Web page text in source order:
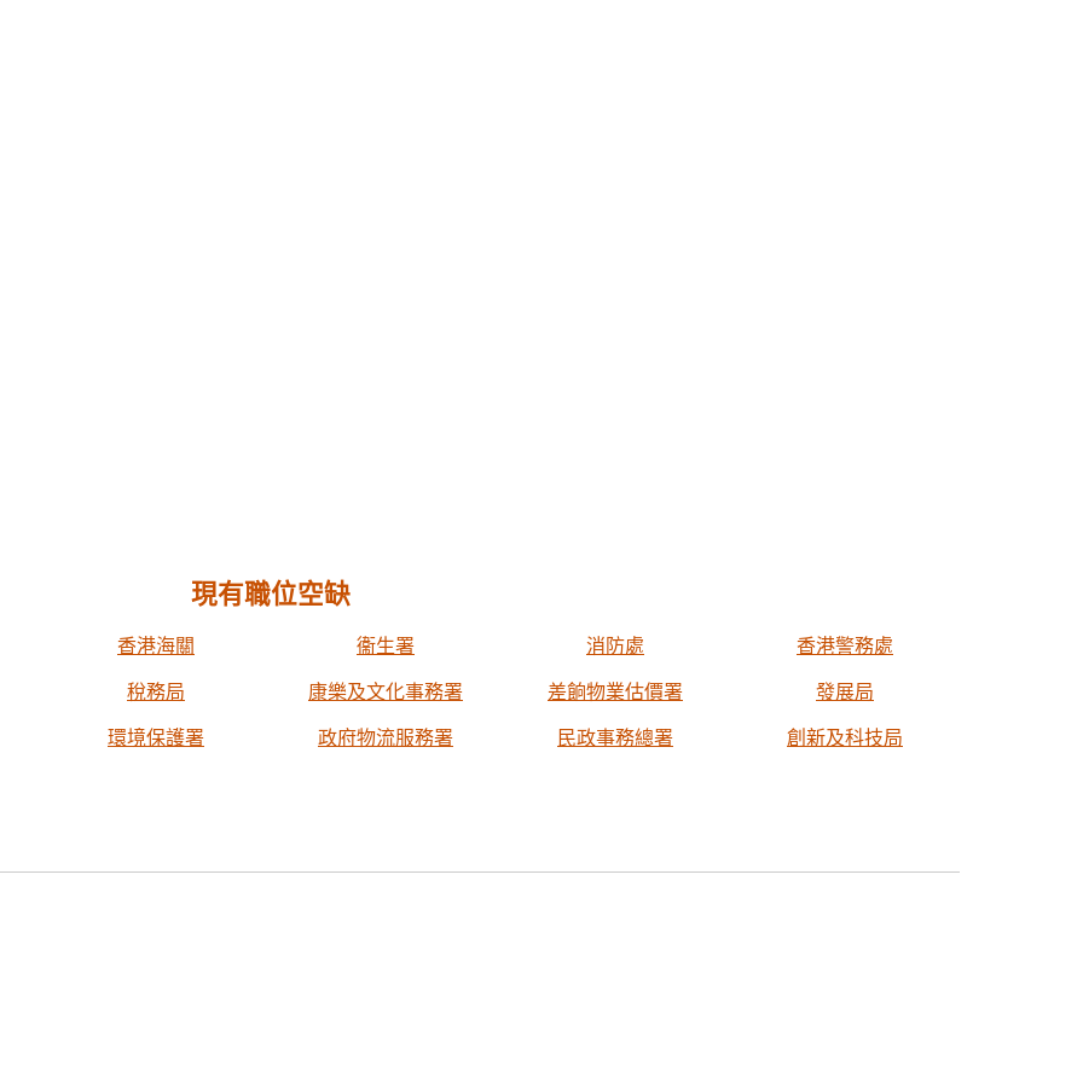
現有職位空缺
香港海關 衞生署 消防處 香港警務處
稅務局 康樂及文化事務署 差餉物業估價署 發展局
環境保護署 政府物流服務署 民政事務總署 創新及科技局